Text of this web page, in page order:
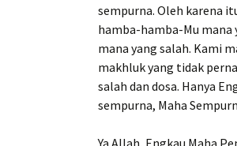
sempurna. Oleh karena
hamba-hamba-Mu mana
mana yang salah. Kami
makhluk yang tidak
salah dan dosa. Hanya
sempurna, Maha
Ya Allah, Engkau Maha